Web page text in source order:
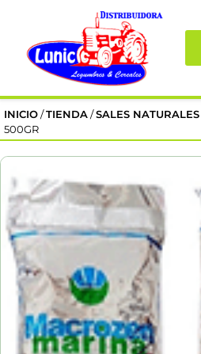
INICIO /TIENDA /SALES NATURALES
500GR